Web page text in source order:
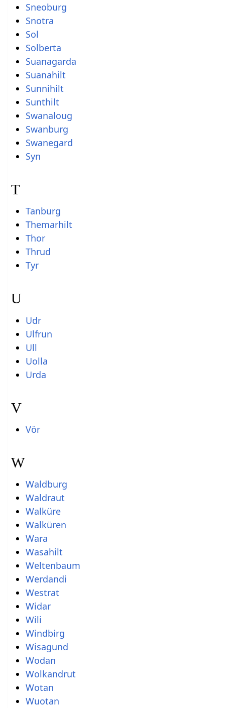
Sneoburg
Snotra
Sol
Solberta
Suanagarda
Suanahilt
Sunnihilt
Sunthilt
Swanaloug
Swanburg
Swanegard
Syn
T
Tanburg
Themarhilt
Thor
Thrud
Tyr
U
Udr
Ulfrun
Ull
Uolla
Urda
V
Vör
W
Waldburg
Waldraut
Walküre
Walküren
Wara
Wasahilt
Weltenbaum
Werdandi
Westrat
Widar
Wili
Windbirg
Wisagund
Wodan
Wolkandrut
Wotan
Wuotan